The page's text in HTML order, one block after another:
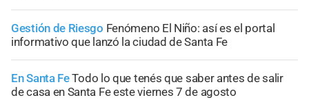
Gestión de Riesgo Fenómeno El Niño: así es el portal
informativo que lanzó la ciudad de Santa Fe
En Santa FeTodo lo que tenés que saber antes de salir
de casa en Santa Fe este viernes 7 de agosto